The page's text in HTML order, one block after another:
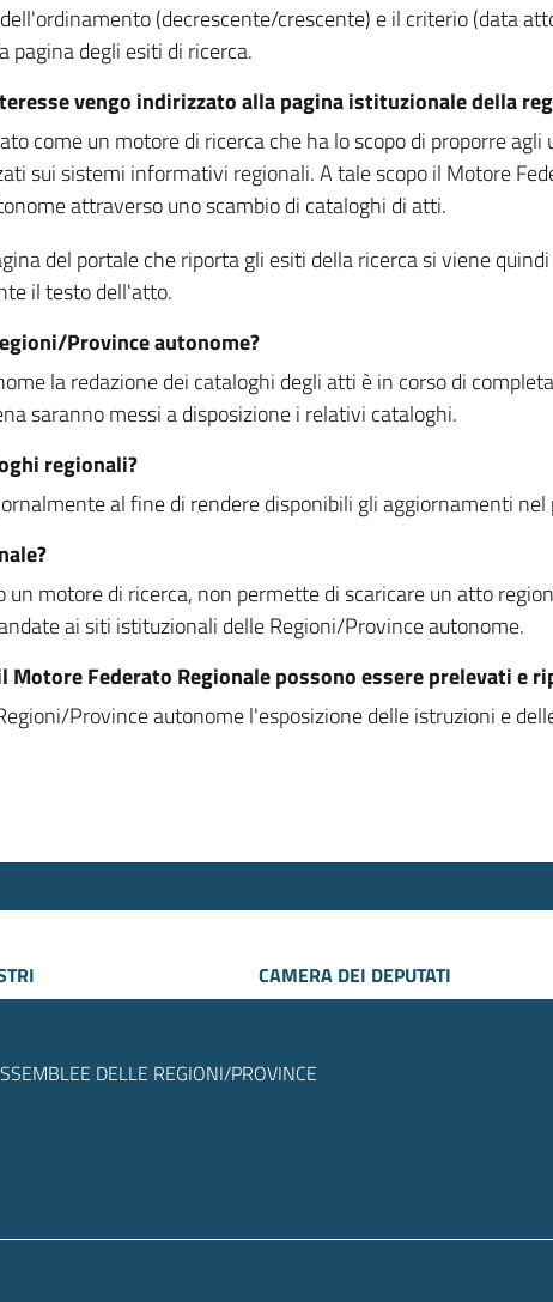
(decrescente/crescente) e il criterio (data
pagina degli esiti di ricerca.
vengo indirizzato alla pagina istituzionale della
come un motore di ricerca che ha lo scopo di proporre
sui sistemi informativi regionali. A tale scopo il Motore
attraverso uno scambio di cataloghi di atti.
del portale che riporta gli esiti della ricerca si viene
il testo dell'atto.
Province autonome?
la redazione dei cataloghi degli atti è in corso di
saranno messi a disposizione i relativi cataloghi.
regionali?
al fine di rendere disponibili gli aggiornamenti nel
un motore di ricerca, non permette di scaricare un atto
ai siti istituzionali delle Regioni/Province autonome.
Federato Regionale possono essere prelevati e
Province autonome l'esposizione delle istruzioni e
CAMERA DEI DEPUTATI
DELLE REGIONI/PROVINCE